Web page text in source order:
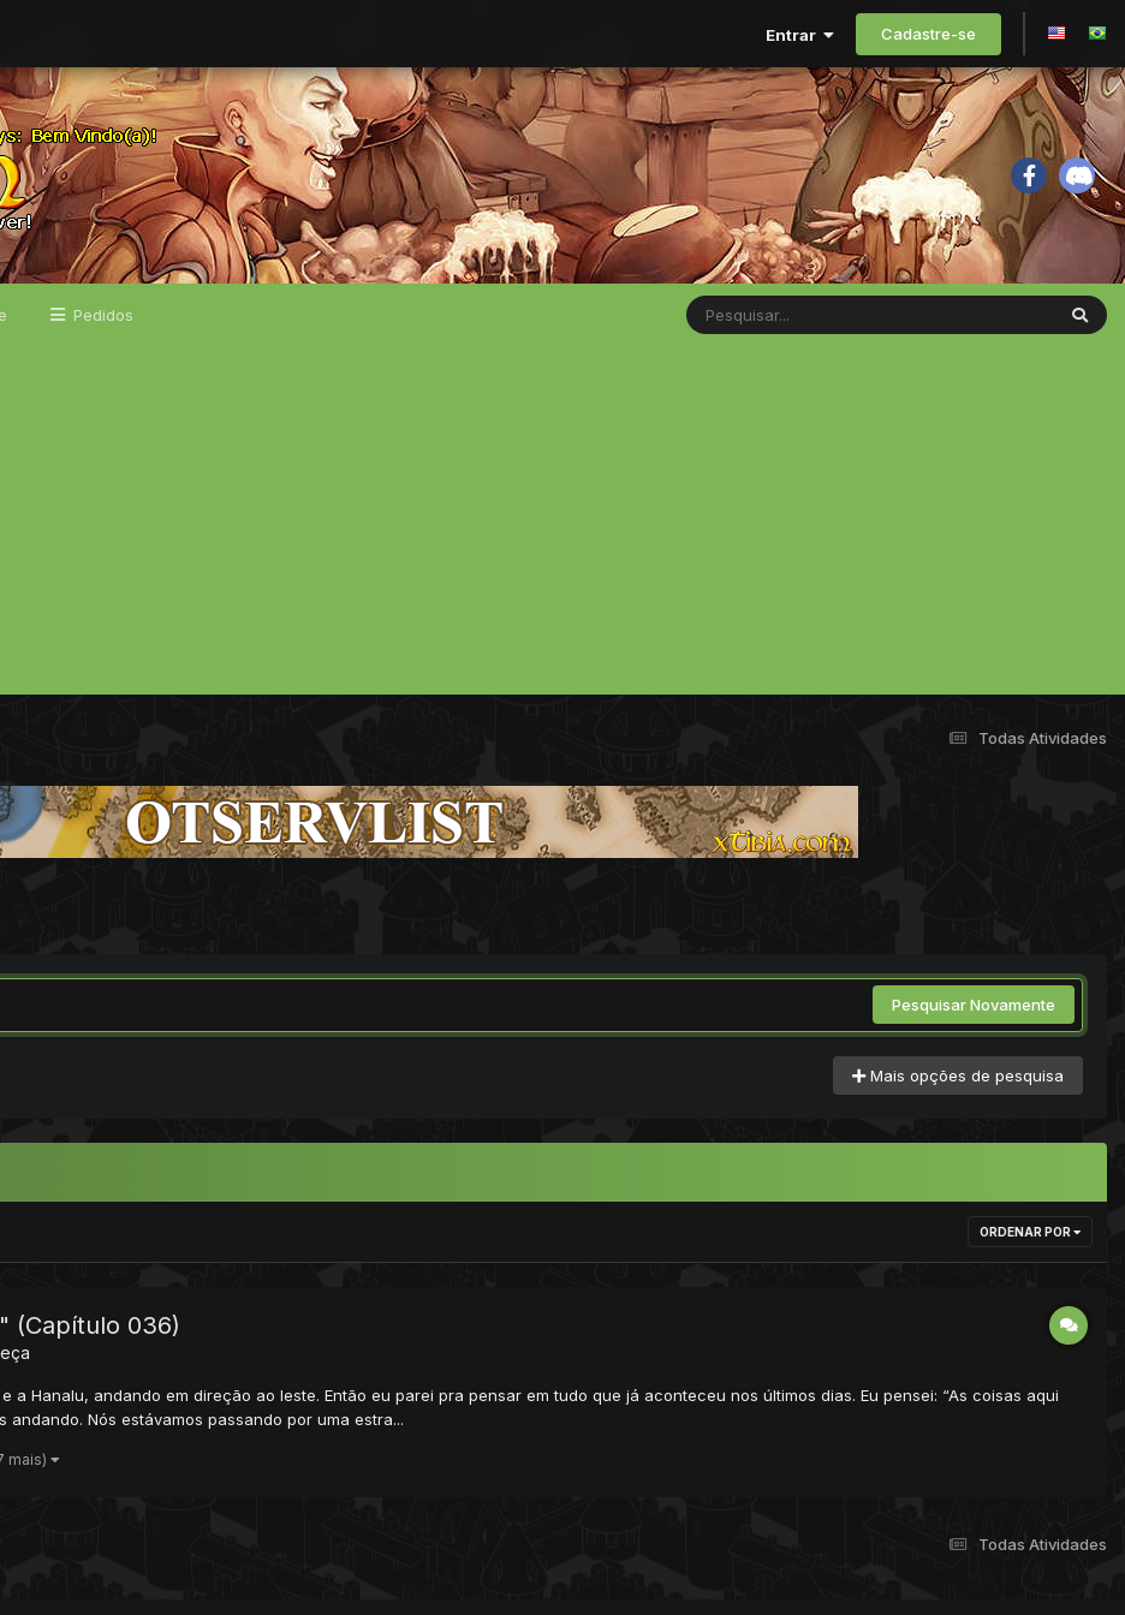
Entrar Cadastre-se
Pedidos
Todas Atividades
Pesquisar Novamente
Mais opções de pesquisa
ORDENAR POR
(Capítulo 036)
a Hanalu, andando em direção ao leste. Então eu parei pra pensar em tudo que já aconteceu nos últimos dias. Eu pensei: “As coisas aqui
Nós estávamos passando por uma estra...
mais)
Todas Atividades